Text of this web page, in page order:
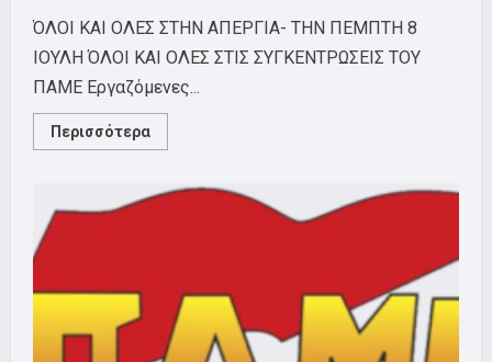
ΌΛΟΙ ΚΑΙ ΟΛΕΣ ΣΤΗΝ ΑΠΕΡΓΙΑ- ΤΗΝ ΠΕΜΠΤΗ 8
ΙΟΥΛΗ ΌΛΟΙ ΚΑΙ ΟΛΕΣ ΣΤΙΣ ΣΥΓΚΕΝΤΡΩΣΕΙΣ ΤΟΥ
ΠΑΜΕ Εργαζόμενες...
Περισσότερα
more
8